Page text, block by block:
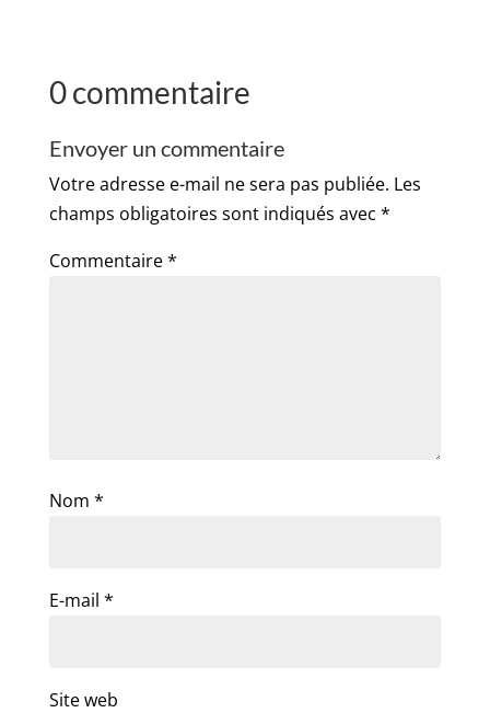
0 commentaire
Envoyer un commentaire
Votre adresse e-mail ne sera pas publiée. Les
champs obligatoires sont indiqués avec *
Commentaire*
Nom *
E-mail *
Site web